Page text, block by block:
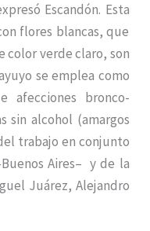
Escandón. Esta
flores blancas, que
color verde claro, son
se emplea como
afecciones bronco-
sin alcohol (amargos
trabajo en conjunto
Aires– y de la
Juárez, Alejandro